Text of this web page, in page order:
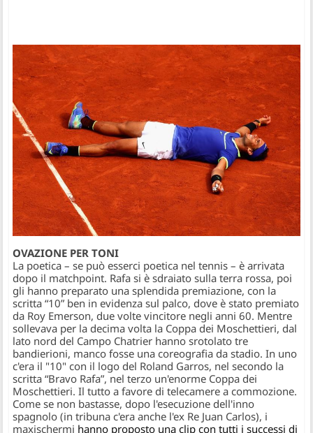
OVAZIONE PER TONI
La poetica – se può esserci poetica nel tennis – è arrivata
dopo il matchpoint. Rafa si è sdraiato sulla terra rossa, poi
gli hanno preparato una splendida premiazione, con la
scritta “10” ben in evidenza sul palco, dove è stato premiato
da Roy Emerson, due volte vincitore negli anni 60. Mentre
sollevava per la decima volta la Coppa dei Moschettieri, dal
lato nord del Campo Chatrier hanno srotolato tre
bandierioni, manco fosse una coreografia da stadio. In uno
c'era il "10" con il logo del Roland Garros, nel secondo la
scritta “Bravo Rafa”, nel terzo un'enorme Coppa dei
Moschettieri. Il tutto a favore di telecamere a commozione.
Come se non bastasse, dopo l'esecuzione dell'inno
spagnolo (in tribuna c'era anche l'ex Re Juan Carlos), i
maxischermi hanno proposto una clip con tutti i successi di